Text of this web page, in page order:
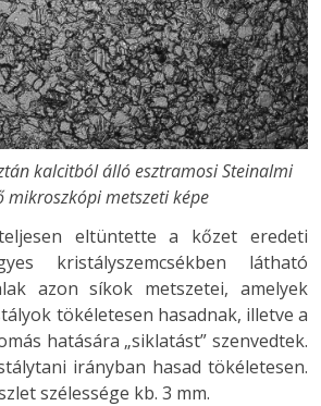
kalcitból álló esztramosi Steinalmi
mikroszkópi metszeti képe
eltüntette a kőzet eredeti
kristályszemcsékben látható
azon síkok metszetei, amelyek
tökéletesen hasadnak, illetve a
hatására „siklatást” szenvedtek.
irányban hasad tökéletesen.
szélessége kb. 3 mm.